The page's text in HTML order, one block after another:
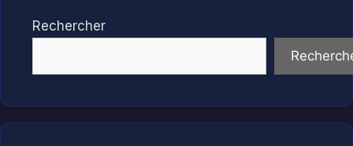
Rechercher